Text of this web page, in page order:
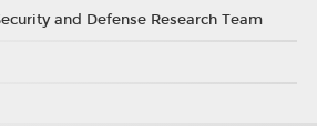
and Defense Research Team